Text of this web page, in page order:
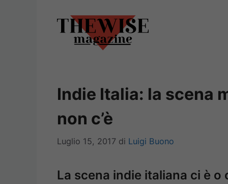
Indie Italia: la scena
non c’è
Luglio 15, 2017 di Luigi Buono
La scena indie italiana ci è o